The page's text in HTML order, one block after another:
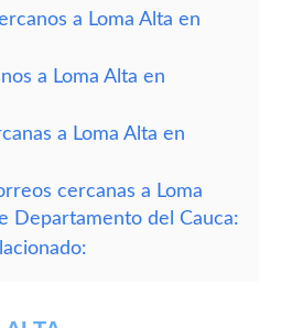
a Loma Alta en
a Loma Alta en
a Loma Alta en
cercanas a Loma
Departamento del Cauca: